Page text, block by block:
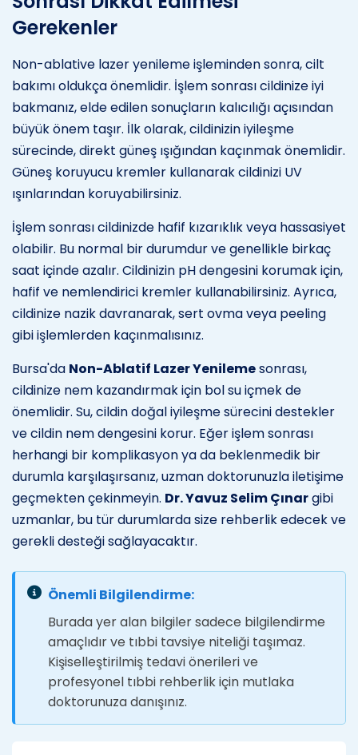
Gerekenler
Non-ablative lazer yenileme işleminden sonra, cilt
bakımı oldukça önemlidir. İşlem sonrası cildinize iyi
bakmanız, elde edilen sonuçların kalıcılığı açısından
büyük önem taşır. İlk olarak, cildinizin iyileşme
sürecinde, direkt güneş ışığından kaçınmak önemlidir.
Güneş koruyucu kremler kullanarak cildinizi UV
ışınlarından koruyabilirsiniz.
İşlem sonrası cildinizde hafif kızarıklık veya hassasiyet
olabilir. Bu normal bir durumdur ve genellikle birkaç
saat içinde azalır. Cildinizin pH dengesini korumak için,
hafif ve nemlendirici kremler kullanabilirsiniz. Ayrıca,
cildinize nazik davranarak, sert ovma veya peeling
gibi işlemlerden kaçınmalısınız.
Bursa'da Non-Ablatif Lazer Yenilemesonrası,
cildinize nem kazandırmak için bol su içmek de
önemlidir. Su, cildin doğal iyileşme sürecini destekler
ve cildin nem dengesini korur. Eğer işlem sonrası
herhangi bir komplikasyon ya da beklenmedik bir
durumla karşılaşırsanız, uzman doktorunuzla iletişime
geçmekten çekinmeyin. Dr. Yavuz Selim Çınargibi
uzmanlar, bu tür durumlarda size rehberlik edecek ve
gerekli desteği sağlayacaktır.
Önemli Bilgilendirme:
Burada yer alan bilgiler sadece bilgilendirme
amaçlıdır ve tıbbi tavsiye niteliği taşımaz.
Kişiselleştirilmiş tedavi önerileri ve
profesyonel tıbbi rehberlik için mutlaka
doktorunuza danışınız.